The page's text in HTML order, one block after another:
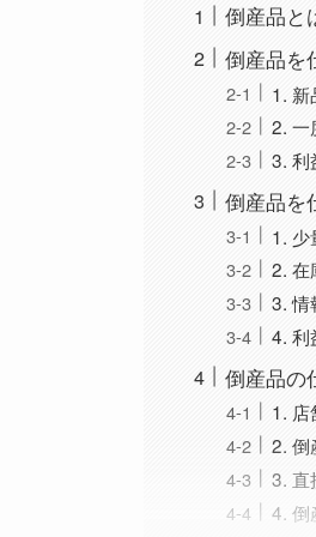
倒産品と
倒産品を
1. 新
2. 一
3. 利
倒産品を
1. 少
2. 在
3. 情
4. 利
倒産品の
1. 店
2. 倒
3. 直
4. 倒